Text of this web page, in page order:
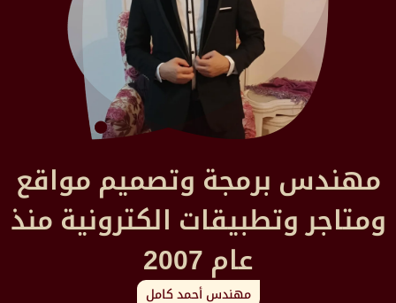
مهندس برمجة وتصميم مواقع
ومتاجر وتطبيقات الكترونية منذ
عام 2007
مهندس أحمد كامل